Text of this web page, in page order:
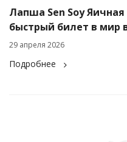
Лапша Sen Soy Яичная
быстрый билет в мир
29 апреля 2026
Подробнее